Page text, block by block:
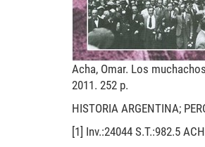
Acha, Omar. Los
2011. 252 p.
HISTORIA ARGENTINA;
[1] Inv.:24044 S.T.:982.5 ACH